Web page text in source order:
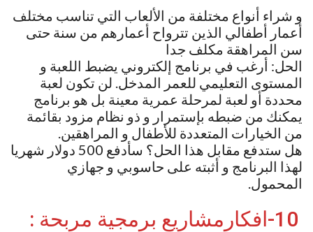
و شراء أنواع مختلفة من الألعاب التي تناسب مختلف
أعمار أطفالي الذين تترواح أعمارهم من سنة حتى
سن المراهقة مكلف جدا
الحل: أرغب في برنامج إلكتروني يضبط اللعبة و
المستوى التعليمي للعمر المدخل. لن تكون لعبة
محددة أو لعبة لمرحلة عمرية معينة بل هو برنامج
يمكنك من ضبطه بإستمرار و ذو نظام مزود بقائمة
من الخيارات المتعددة للأطفال و المراهقين.
هل ستدفع مقابل هذا الحل؟ سأدفع 500 دولار شهريا
لهذا البرنامج و أثبته على حاسوبي و جهازي
المحمول.
10-افكارمشاريع برمجية مربحة :